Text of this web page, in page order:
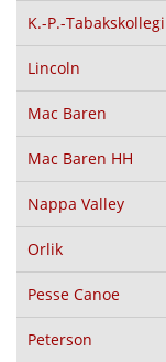
K.-P.-
Lincoln
Mac Baren
Mac Baren HH
Nappa Valley
Orlik
Pesse Canoe
Peterson